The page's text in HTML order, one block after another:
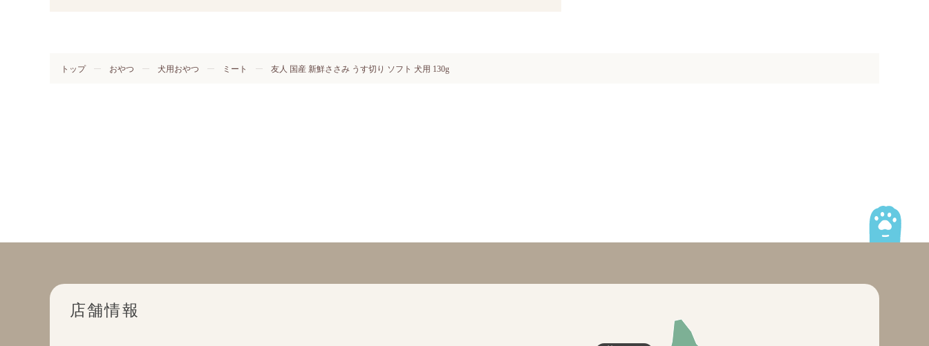
トップ おやつ 犬用おやつ ミート 友人 国産 新鮮ささみ うす切り ソフト 犬用 130g
店舗情報